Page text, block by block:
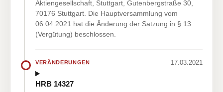
Aktiengesellschaft, Stuttgart, Gutenbergstraße 30,
70176 Stuttgart. Die Hauptversammlung vom
06.04.2021 hat die Änderung der Satzung in § 13
(Vergütung) beschlossen.
VERÄNDERUNGEN 17.03.2021
HRB 14327